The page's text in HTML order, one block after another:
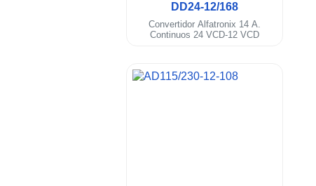
DD24-12/168
Convertidor Alfatronix 14 A.
Continuos 24 VCD-12 VCD